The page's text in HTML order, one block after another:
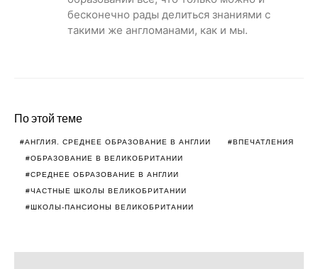
бесконечно рады делиться знаниями с
такими же англоманами, как и мы.
По этой теме
АНГЛИЯ. СРЕДНЕЕ ОБРАЗОВАНИЕ В АНГЛИИ ВПЕЧАТЛЕНИЯ
ОБРАЗОВАНИЕ В ВЕЛИКОБРИТАНИИ
СРЕДНЕЕ ОБРАЗОВАНИЕ В АНГЛИИ
ЧАСТНЫЕ ШКОЛЫ ВЕЛИКОБРИТАНИИ
ШКОЛЫ-ПАНСИОНЫ ВЕЛИКОБРИТАНИИ